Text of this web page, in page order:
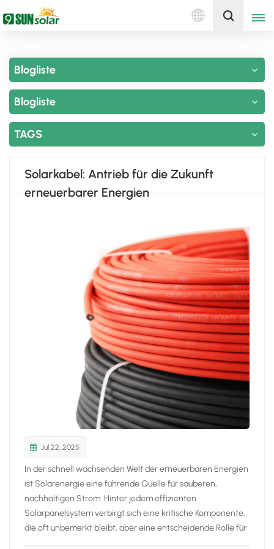
Deutsch
Nederlands
العربية
日本語
한국의
Holen Sie sich ein Angebot
Blogliste
Blogliste
TAGS
Solarkabel: Antrieb für die Zukunft
erneuerbarer Energien
Jul 22, 2025
In der schnell wachsenden Welt der erneuerbaren Energien
ist Solarenergie eine führende Quelle für sauberen,
nachhaltigen Strom. Hinter jedem effizienten
Solarpanelsystem verbirgt sich eine kritische Komponente,
die oft unbemerkt bleibt, aber eine entscheidende Rolle für